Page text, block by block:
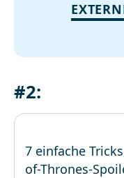
#2:
7 einfache
of-Thrones-